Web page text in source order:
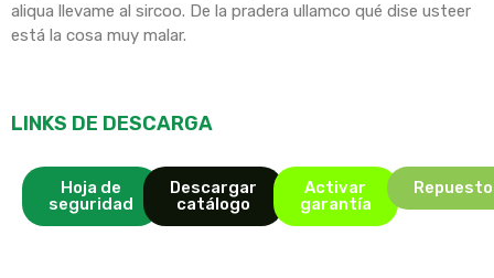
aliqua llevame al sircoo. De la pradera ullamco qué dise usteer
está la cosa muy malar.
LINKS DE DESCARGA
Hoja de
seguridad
Descargar
catálogo
Activar
garantía